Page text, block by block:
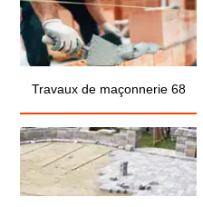
Travaux de maçonnerie 68